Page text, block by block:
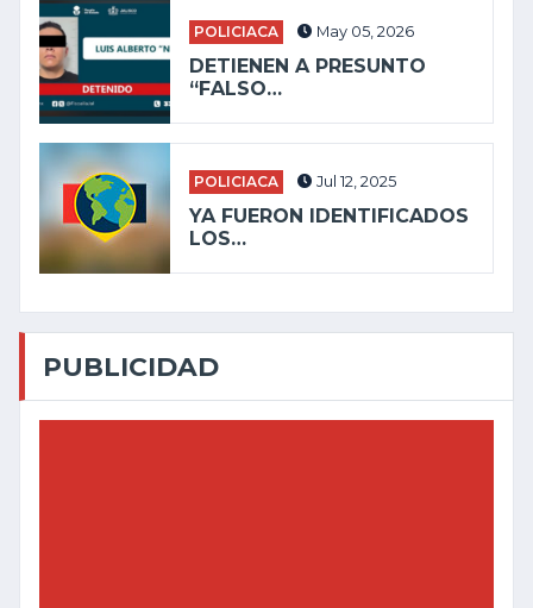
POLICIACA May 05, 2026
DETIENEN A PRESUNTO
“FALSO…
POLICIACA Jul 12, 2025
YA FUERON IDENTIFICADOS
LOS…
PUBLICIDAD